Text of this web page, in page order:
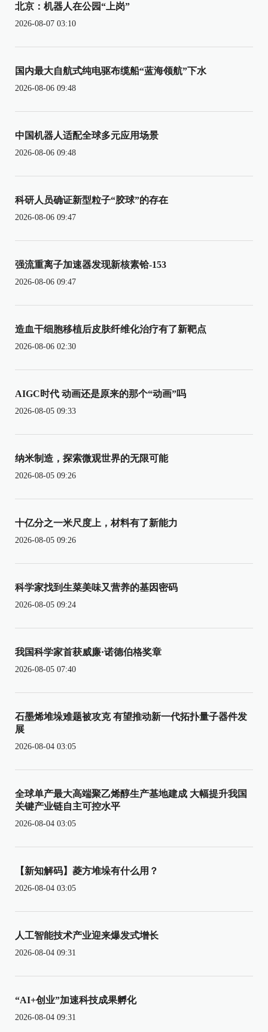
北京：机器人在公园“上岗”
2026-08-07 03:10
国内最大自航式纯电驱布缆船“蓝海领航”下水
2026-08-06 09:48
中国机器人适配全球多元应用场景
2026-08-06 09:48
科研人员确证新型粒子“胶球”的存在
2026-08-06 09:47
强流重离子加速器发现新核素铪-153
2026-08-06 09:47
造血干细胞移植后皮肤纤维化治疗有了新靶点
2026-08-06 02:30
AIGC时代 动画还是原来的那个“动画”吗
2026-08-05 09:33
纳米制造，探索微观世界的无限可能
2026-08-05 09:26
十亿分之一米尺度上，材料有了新能力
2026-08-05 09:26
科学家找到生菜美味又营养的基因密码
2026-08-05 09:24
我国科学家首获威廉·诺德伯格奖章
2026-08-05 07:40
石墨烯堆垛难题被攻克 有望推动新一代拓扑量子器件发
展
2026-08-04 03:05
全球单产最大高端聚乙烯醇生产基地建成 大幅提升我国
关键产业链自主可控水平
2026-08-04 03:05
【新知解码】菱方堆垛有什么用？
2026-08-04 03:05
人工智能技术产业迎来爆发式增长
2026-08-04 09:31
“AI+创业”加速科技成果孵化
2026-08-04 09:31